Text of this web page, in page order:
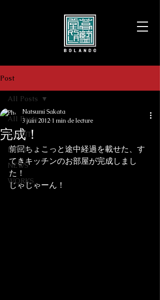
Post
All Posts
EVENT
MEDIA
NEWS
WORKS
All Posts
完成！
Natsumi Sakata
3 juin 2012 1 min de lecture
前回ちょこっと途中経過を載せた、す
てきキッチンのお部屋が完成しまし
た！
じゃじゃーん！